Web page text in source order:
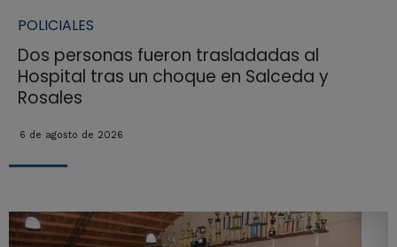
POLICIALES
Dos personas fueron trasladadas al
Hospital tras un choque en Salceda y
Rosales
6 de agosto de 2026